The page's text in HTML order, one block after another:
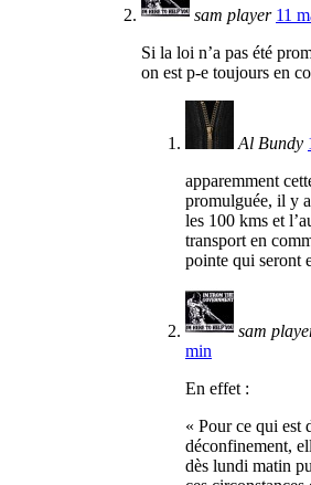
sam player 11
Si la loi n’a pas été
on est p-e toujours en
Al Bundy
apparemment
promulguée, il y
les 100 kms et
transport en
pointe qui seront
sam
min
En effet :
« Pour ce qui est
déconfinement,
dès lundi matin